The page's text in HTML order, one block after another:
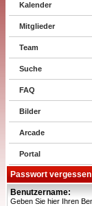
Kalender
Mitglieder
Team
Suche
FAQ
Bilder
Arcade
Portal
Passwort vergessen
Benutzername:
Geben Sie hier Ihren